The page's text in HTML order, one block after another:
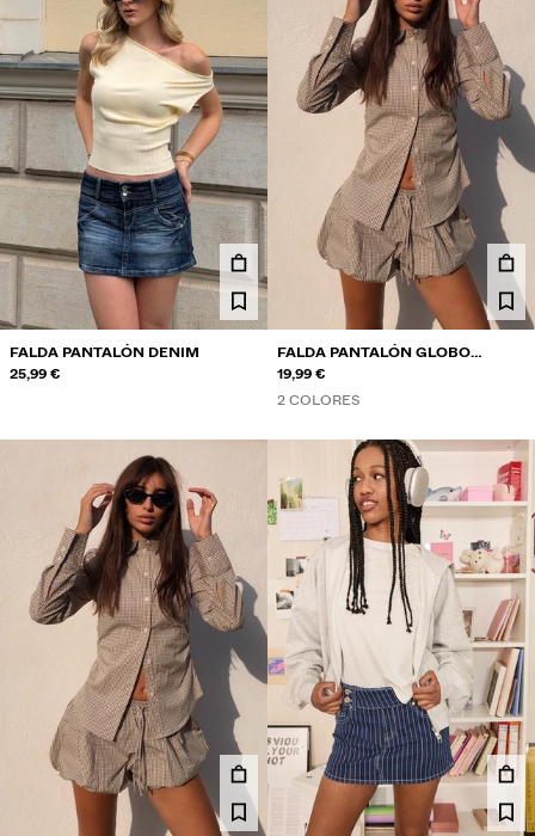
FALDA PANTALÓN DENIM
25,99 €
FALDA PANTALÓN GLOBO
POPELÍN
19,99 €
2 COLORES